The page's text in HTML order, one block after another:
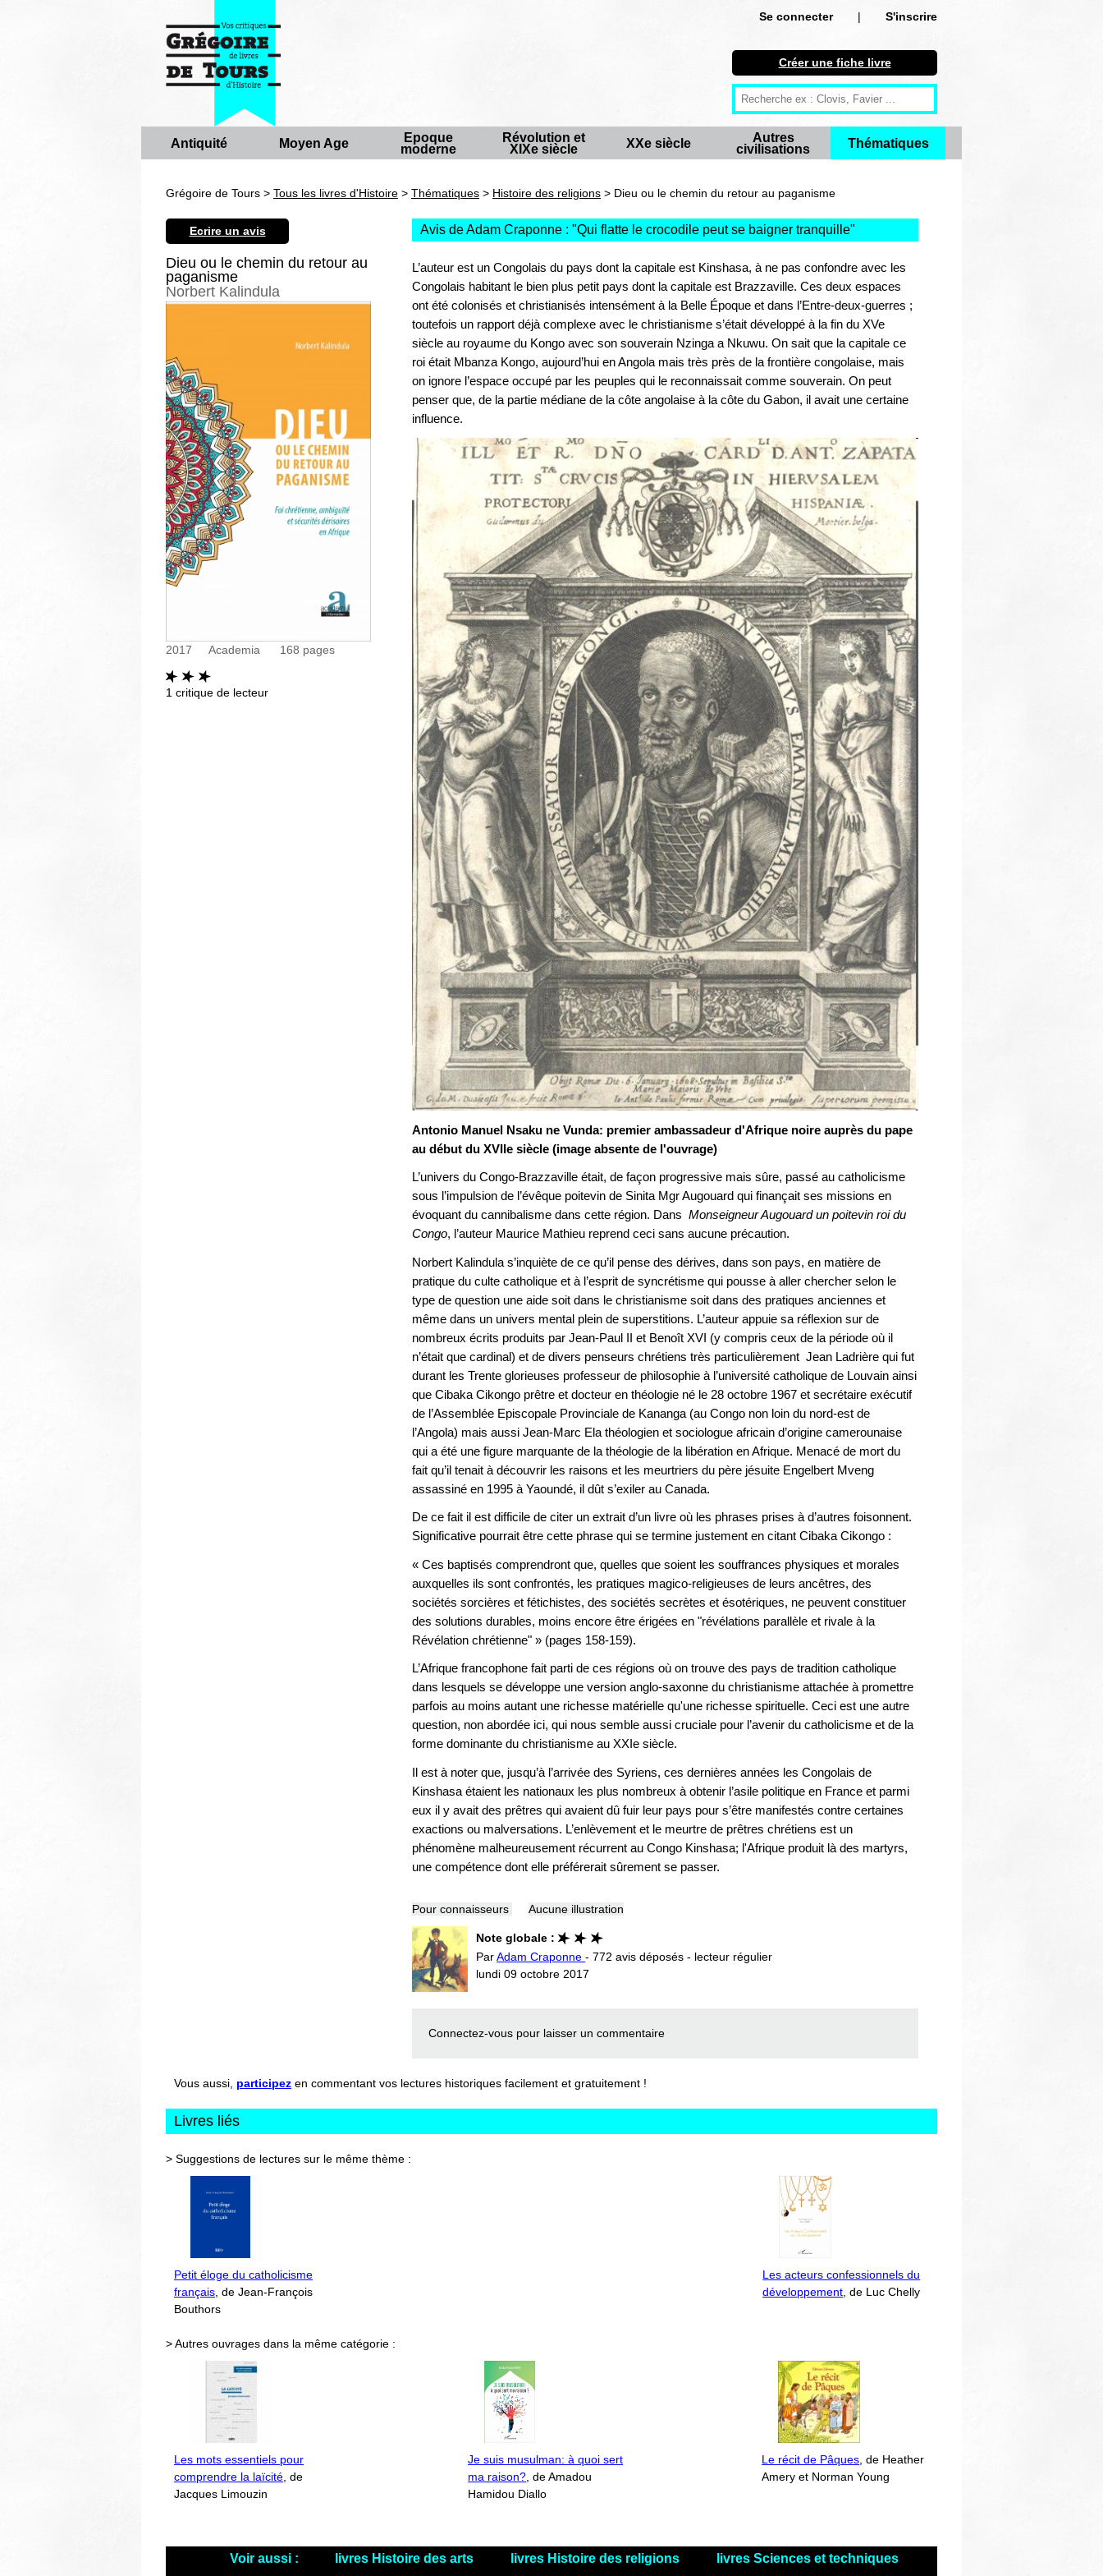
Se connecter |
S'inscrire
S'inscrire
Créer une fiche livre
Antiquité
Moyen Age
Epoque moderne
Autres civilisations
Thématiques
Créer une fiche livre
Antiquité Moyen Age
Epoque
moderne
Révolution et
XIXe siècle
XXe siècle
Autres
civilisations
Thématiques
Grégoire de Tours > Tous les livres d'Histoire > Thématiques > Histoire des religions > Dieu ou le chemin du retour au paganisme
Ecrire un avis
Dieu ou le chemin du retour au
paganisme
Norbert Kalindula
2017 Academia 168 pages
1 critique de lecteur
Avis de Adam Craponne : "Qui flatte le crocodile peut se baigner tranquille"
L’auteur est un Congolais du pays dont la capitale est Kinshasa, à ne pas confondre avec les
Congolais habitant le bien plus petit pays dont la capitale est Brazzaville. Ces deux espaces
ont été colonisés et christianisés intensément à la Belle Époque et dans l’Entre-deux-guerres ;
toutefois un rapport déjà complexe avec le christianisme s’était développé à la fin du XVe
siècle au royaume du Kongo avec son souverain Nzinga a Nkuwu. On sait que la capitale ce
roi était Mbanza Kongo, aujourd’hui en Angola mais très près de la frontière congolaise, mais
on ignore l’espace occupé par les peuples qui le reconnaissait comme souverain. On peut
penser que, de la partie médiane de la côte angolaise à la côte du Gabon, il avait une certaine
influence.
Antonio Manuel Nsaku ne Vunda: premier ambassadeur d'Afrique noire auprès du pape
au début du XVIIe siècle (image absente de l'ouvrage)
L’univers du Congo-Brazzaville était, de façon progressive mais sûre, passé au catholicisme
sous l’impulsion de l’évêque poitevin de Sinita Mgr Augouard qui finançait ses missions en
évoquant du cannibalisme dans cette région. Dans Monseigneur Augouard un poitevin roi du
Congo, l’auteur Maurice Mathieu reprend ceci sans aucune précaution.
Norbert Kalindula s’inquiète de ce qu’il pense des dérives, dans son pays, en matière de
pratique du culte catholique et à l’esprit de syncrétisme qui pousse à aller chercher selon le
type de question une aide soit dans le christianisme soit dans des pratiques anciennes et
même dans un univers mental plein de superstitions. L’auteur appuie sa réflexion sur de
nombreux écrits produits par Jean-Paul II et Benoît XVI (y compris ceux de la période où il
n’était que cardinal) et de divers penseurs chrétiens très particulièrement Jean Ladrière qui fut
durant les Trente glorieuses professeur de philosophie à l’université catholique de Louvain ainsi
que Cibaka Cikongo prêtre et docteur en théologie né le 28 octobre 1967 et secrétaire exécutif
de l’Assemblée Episcopale Provinciale de Kananga (au Congo non loin du nord-est de
l’Angola) mais aussi Jean-Marc Ela théologien et sociologue africain d’origine camerounaise
qui a été une figure marquante de la théologie de la libération en Afrique. Menacé de mort du
fait qu’il tenait à découvrir les raisons et les meurtriers du père jésuite Engelbert Mveng
assassiné en 1995 à Yaoundé, il dût s’exiler au Canada.
De ce fait il est difficile de citer un extrait d’un livre où les phrases prises à d’autres foisonnent.
Significative pourrait être cette phrase qui se termine justement en citant Cibaka Cikongo :
« Ces baptisés comprendront que, quelles que soient les souffrances physiques et morales
auxquelles ils sont confrontés, les pratiques magico-religieuses de leurs ancêtres, des
sociétés sorcières et fétichistes, des sociétés secrètes et ésotériques, ne peuvent constituer
des solutions durables, moins encore être érigées en "révélations parallèle et rivale à la
Révélation chrétienne" » (pages 158-159).
L’Afrique francophone fait parti de ces régions où on trouve des pays de tradition catholique
dans lesquels se développe une version anglo-saxonne du christianisme attachée à promettre
parfois au moins autant une richesse matérielle qu'une richesse spirituelle. Ceci est une autre
question, non abordée ici, qui nous semble aussi cruciale pour l’avenir du catholicisme et de la
forme dominante du christianisme au XXIe siècle.
Il est à noter que, jusqu’à l’arrivée des Syriens, ces dernières années les Congolais de
Kinshasa étaient les nationaux les plus nombreux à obtenir l’asile politique en France et parmi
eux il y avait des prêtres qui avaient dû fuir leur pays pour s’être manifestés contre certaines
exactions ou malversations. L’enlèvement et le meurtre de prêtres chrétiens est un
phénomène malheureusement récurrent au Congo Kinshasa; l'Afrique produit là des martyrs,
une compétence dont elle préférerait sûrement se passer.
Pour connaisseurs Aucune illustration
Note globale :
ParAdam Craponne- 772 avis déposés - lecteur régulier
lundi 09 octobre 2017
Connectez-vous pour laisser un commentaire
Vous aussi, participez en commentant vos lectures historiques facilement et gratuitement !
Livres liés
> Suggestions de lectures sur le même thème :
Petit éloge du catholicisme
français , de Jean-François
Bouthors
Les acteurs confessionnels du
développement , de Luc Chelly
> Autres ouvrages dans la même catégorie :
Les mots essentiels pour
comprendre la laïcité , de
Jacques Limouzin
Je suis musulman: à quoi sert
ma raison? , de Amadou
Hamidou Diallo
Le récit de Pâques , de Heather
Amery et Norman Young
Voir aussi : livres Histoire des arts livres Histoire des religions
livres Sciences et techniques